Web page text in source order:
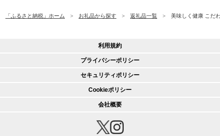
「ふるさと納税」ホーム お礼品から探す 返礼品一覧 美味しく健康 こだ
利用規約
プライバシーポリシー
セキュリティポリシー
Cookieポリシー
会社概要